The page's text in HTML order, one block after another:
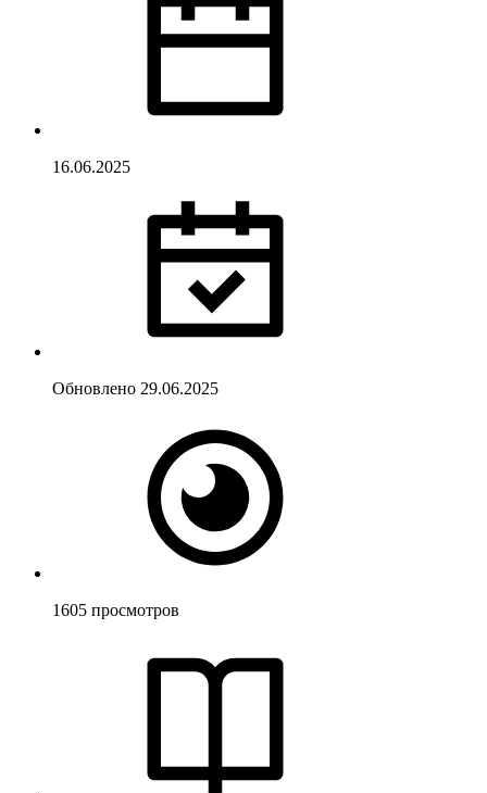
16.06.2025
Обновлено 29.06.2025
1605 просмотров